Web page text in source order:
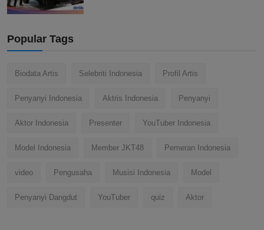
Popular Tags
Biodata Artis Selebriti Indonesia Profil Artis
Penyanyi Indonesia Aktris Indonesia Penyanyi
Aktor Indonesia Presenter YouTuber Indonesia
Model Indonesia Member JKT48 Pemeran Indonesia
video Pengusaha Musisi Indonesia Model
Penyanyi Dangdut YouTuber quiz Aktor